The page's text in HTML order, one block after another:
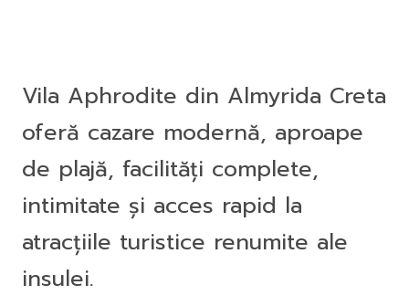
Vila Aphrodite din Almyrida Creta
oferă cazare modernă, aproape
de plajă, facilități complete,
intimitate și acces rapid la
atracțiile turistice renumite ale
insulei.